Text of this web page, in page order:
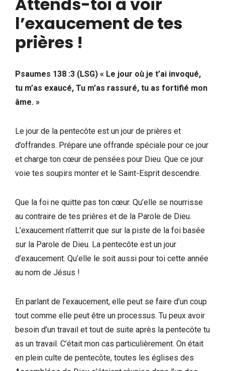
l’exaucement de tes
prières !
Psaumes 138 :3 (LSG) « Le jour où je t’ai invoqué,
tu m’as exaucé, Tu m’as rassuré, tu as fortifié mon
âme. »
Le jour de la pentecôte est un jour de prières et
d’offrandes. Prépare une offrande spéciale pour ce jour
et charge ton cœur de pensées pour Dieu. Que ce jour
voie tes soupirs monter et le Saint-Esprit descendre.
Que la foi ne quitte pas ton cœur. Qu’elle se nourrisse
au contraire de tes prières et de la Parole de Dieu.
L’exaucement n’atterrit que sur la piste de la foi basée
sur la Parole de Dieu. La pentecôte est un jour
d’exaucement. Qu’elle le soit aussi pour toi cette année
au nom de Jésus !
En parlant de l’exaucement, elle peut se faire d’un coup
tout comme elle peut être un processus. Tu peux avoir
besoin d’un travail et tout de suite après la pentecôte tu
as un travail. C’était mon cas particulièrement. On était
en plein culte de pentecôte, toutes les églises des